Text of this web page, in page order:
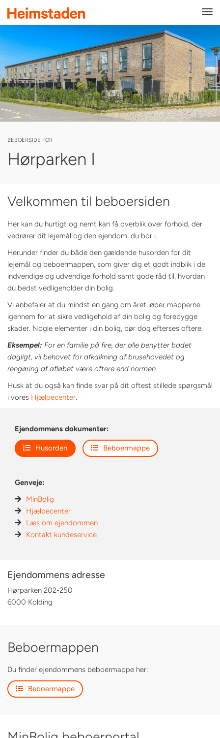
BEBOERSIDE FOR
Hørparken I
Velkommen til beboersiden
Her kan du hurtigt og nemt kan få overblik over forhold, der
vedrører dit lejemål og den ejendom, du bor i.
Herunder finder du både den gældende husorden for dit
lejemål og beboermappen, som giver dig et godt indblik i de
indvendige og udvendige forhold samt gode råd til, hvordan
du bedst vedligeholder din bolig.
Vi anbefaler at du mindst en gang om året løber mapperne
igennem for at sikre vedligehold af din bolig og forebygge
skader. Nogle elementer i din bolig, bør dog efterses oftere.
Eksempel: For en familie på fire, der alle benytter badet
dagligt, vil behovet for afkalkning af brusehovedet og
rengøring af afløbet være oftere end normen.
Husk at du også kan finde svar på dit oftest stillede spørgsmål
i vores Hjælpecenter
Ejendommens dokumenter:
Husorden Beboermappe
Genveje:
MinBolig
Hjælpecenter
Læs om ejendommen
Kontakt kundeservice
Ejendommens adresse
Hørparken 202-250
6000 Kolding
Beboermappen
Du finder ejendommens beboermappe her:
Beboermappe